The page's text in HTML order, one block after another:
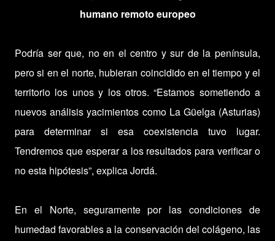
humano remoto europeo
Podría ser que, no en el centro y sur de la península,
pero si en el norte, hubieran coincidido en el tiempo y el
territorio los unos y los otros. “Estamos sometiendo a
nuevos análisis yacimientos como La Güelga (Asturias)
para determinar si esa coexistencia tuvo lugar.
Tendremos que esperar a los resultados para verificar o
no esta hipótesis”, explica Jordá.
En el Norte, seguramente por las condiciones de
humedad favorables a la conservación del colágeno, las